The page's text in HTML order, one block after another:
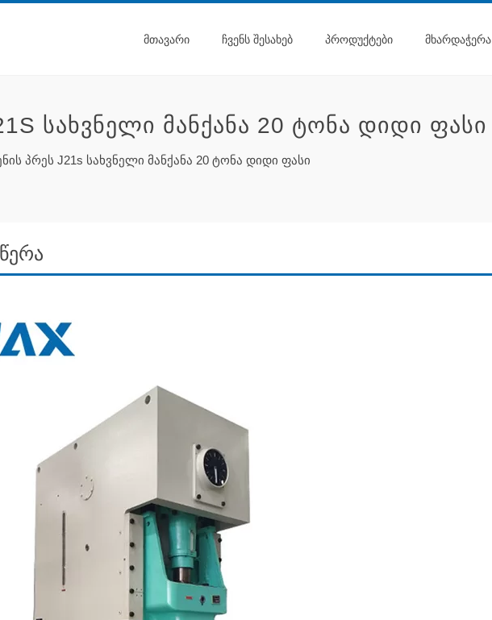
ᲛᲗᲐᲕᲐᲠᲘ ᲩᲕᲔᲜᲡ ᲨᲔᲡᲐᲮᲔᲑ ᲞᲠᲝᲓᲣᲥᲢᲔᲑᲘ ᲛᲮᲐᲠᲓᲐᲭᲔᲠᲐ
ᲡᲐᲮᲕᲜᲔᲚᲘ ᲛᲐᲜᲥᲐᲜᲐ 20 ᲢᲝᲜᲐ ᲓᲘᲓᲘ ᲤᲐᲡᲘ
პრეს J21s სახვნელი მანქანა 20 ტონა დიდი ფასი